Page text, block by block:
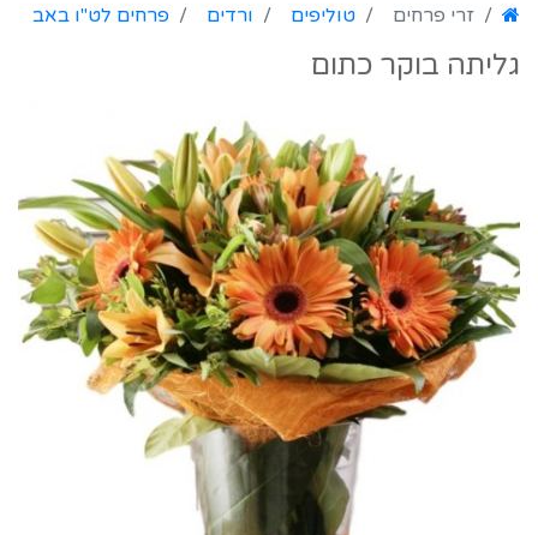
זרי פרחים טוליפים ורדים פרחים לט"ו באב
גליתה בוקר כתום